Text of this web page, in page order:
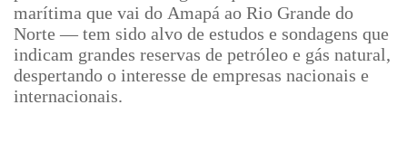
marítima que vai do Amapá ao Rio Grande do
Norte — tem sido alvo de estudos e sondagens que
indicam grandes reservas de petróleo e gás natural,
despertando o interesse de empresas nacionais e
internacionais.